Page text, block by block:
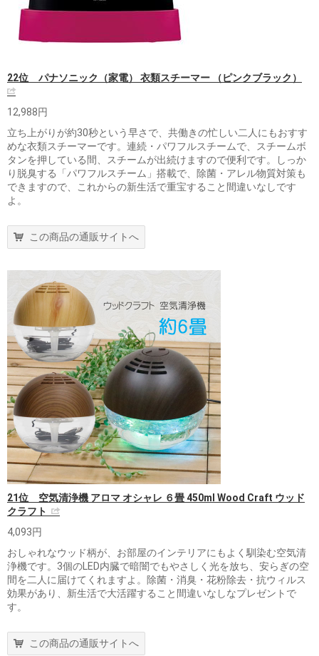
22位 パナソニック（家電） 衣類スチーマー （ピンクブラック）
12,988円
立ち上がりが約30秒という早さで、共働きの忙しい二人にもおすす
めな衣類スチーマーです。連続・パワフルスチームで、スチームボ
タンを押している間、スチームが出続けますので便利です。しっか
り脱臭する「パワフルスチーム」搭載で、除菌・アレル物質対策も
できますので、これからの新生活で重宝すること間違いなしです
よ。
この商品の通販サイトへ
21位 空気清浄機 アロマ オシャレ ６畳 450ml Wood Craft ウッド
クラフト
4,093円
おしゃれなウッド柄が、お部屋のインテリアにもよく馴染む空気清
浄機です。3個のLED内臓で暗闇でもやさしく光を放ち、安らぎの空
間を二人に届けてくれますよ。除菌・消臭・花粉除去・抗ウィルス
効果があり、新生活で大活躍すること間違いなしなプレゼントで
す。
この商品の通販サイトへ